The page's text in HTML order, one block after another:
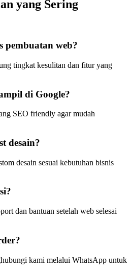
yang Sering
pembuatan web?
tingkat kesulitan dan fitur yang
di Google?
SEO friendly agar mudah
desain?
desain sesuai kebutuhan bisnis
dan bantuan setelah web selesai
kami melalui WhatsApp untuk